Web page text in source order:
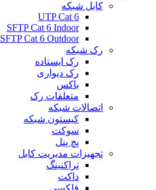
کابل شبکه
UTP Cat 6
SFTP Cat 6 Indoor
SFTP Cat 6 Outdoor
رک شبکه
رک ایستاده
رک دیواری
باکس
متعلقات رک
اتصالات شبکه
کیستون شبکه
سوکت
پچ پنل
تجهیزات مدیریت کابل
تراکنینگ
داکت
فلکسی